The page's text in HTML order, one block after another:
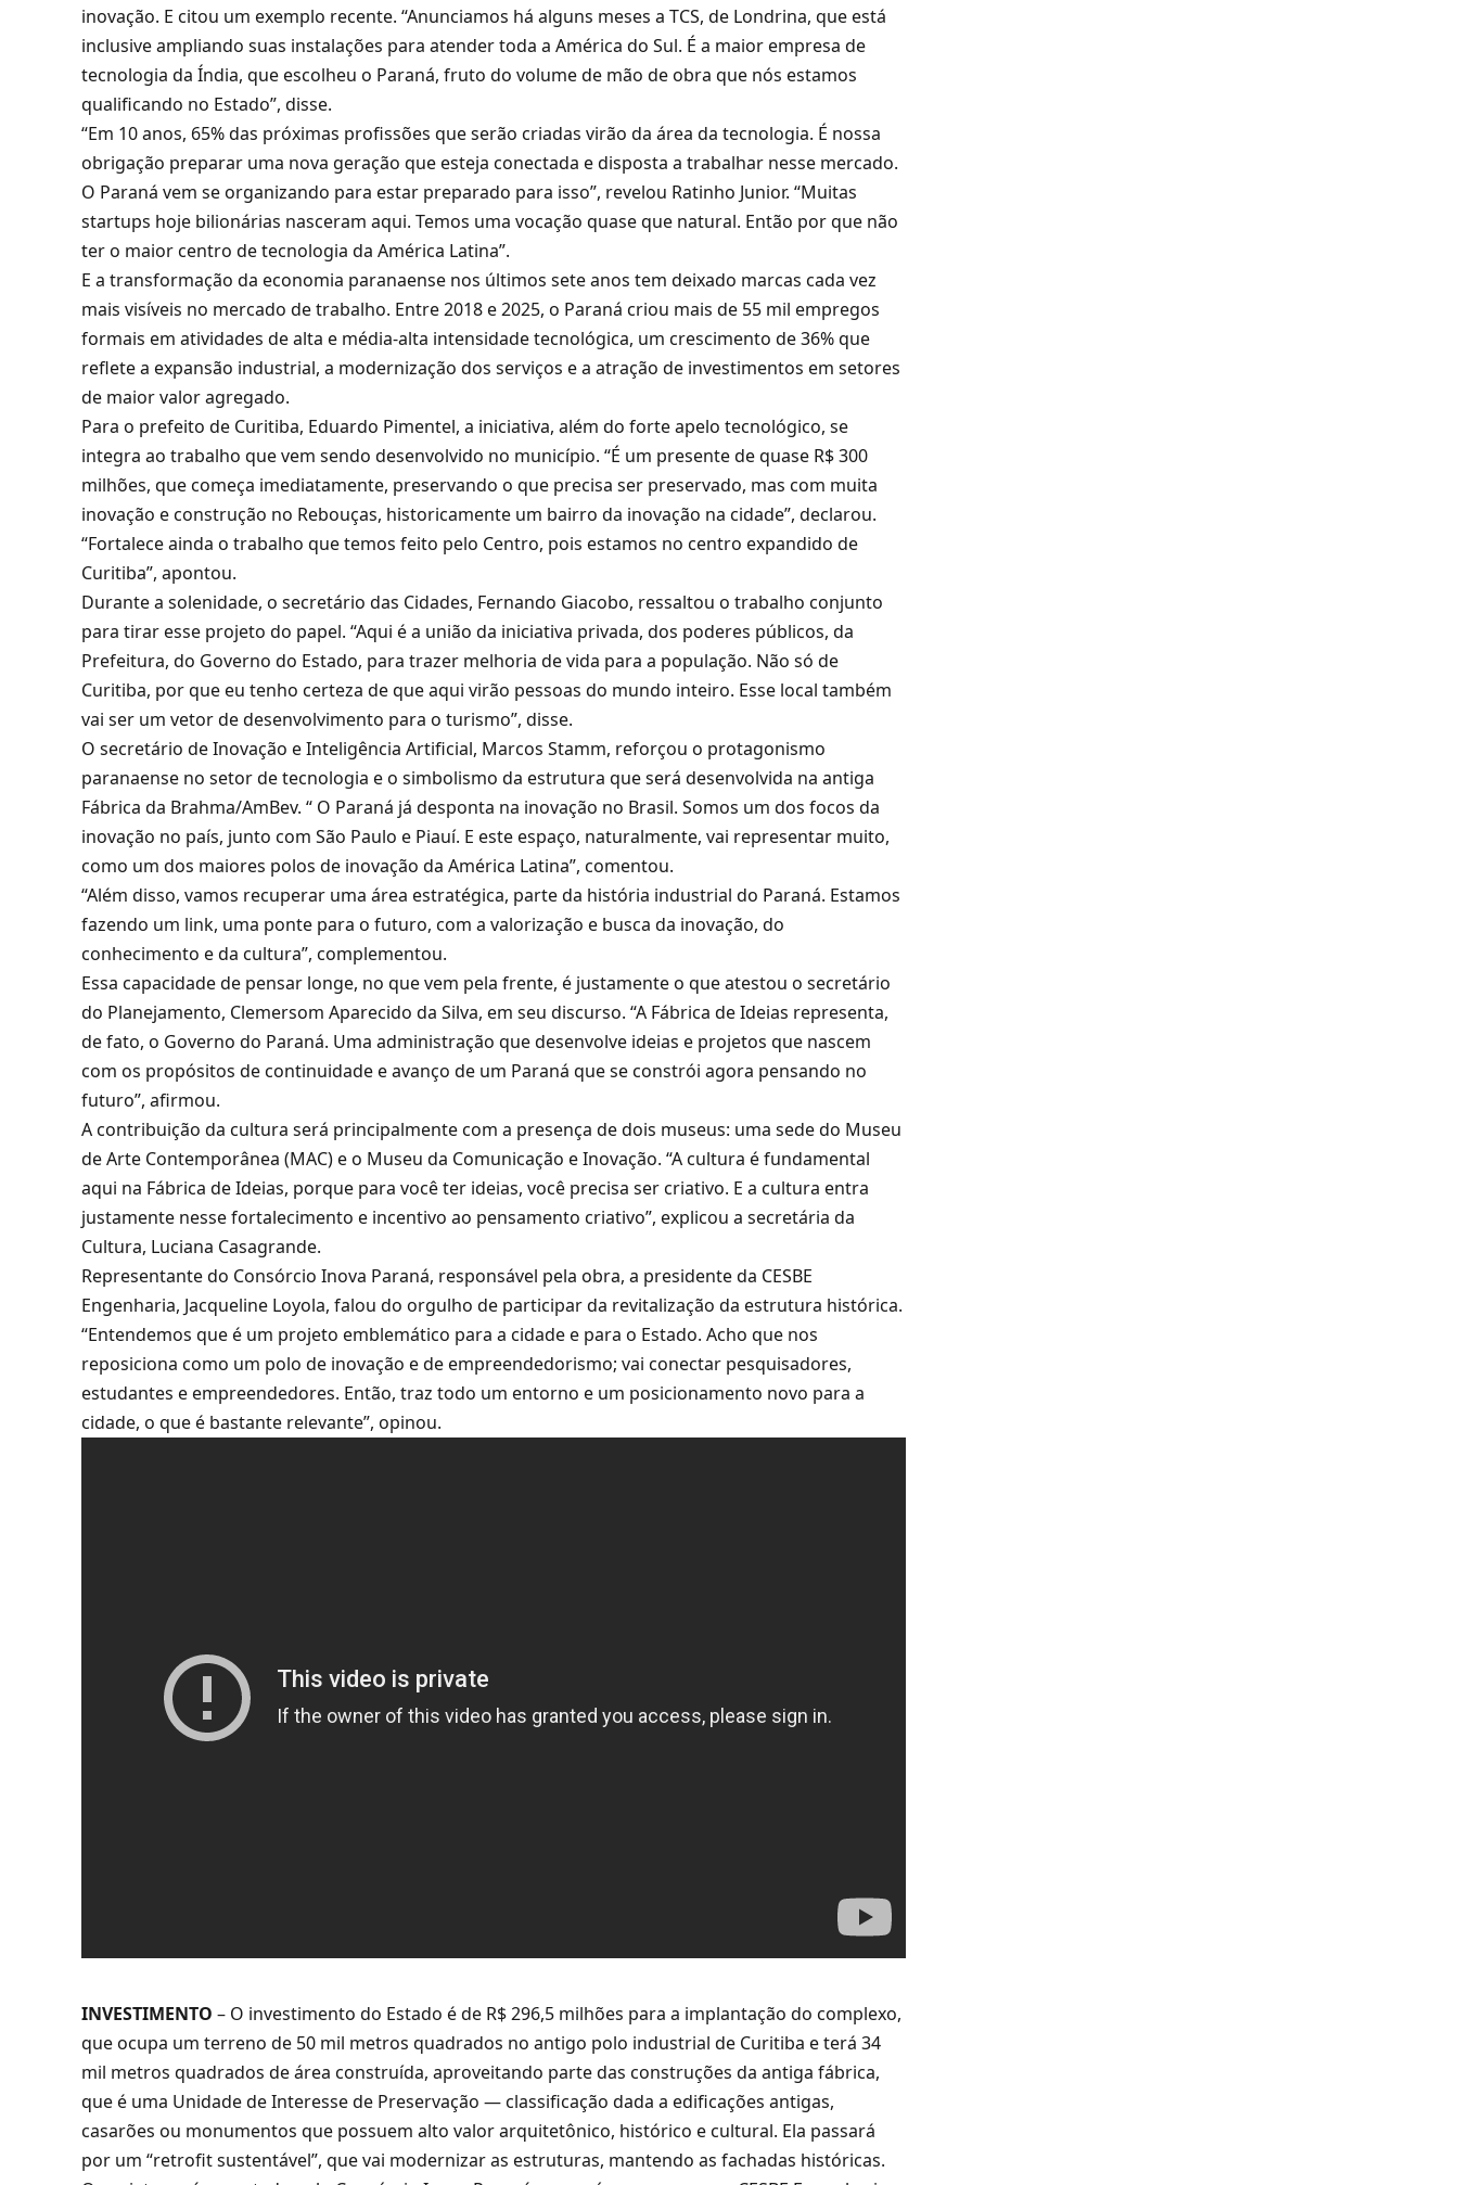
inovação. E citou um exemplo recente. “Anunciamos há alguns meses a TCS, de Londrina, que está
inclusive ampliando suas instalações para atender toda a América do Sul. É a maior empresa de
tecnologia da Índia, que escolheu o Paraná, fruto do volume de mão de obra que nós estamos
qualificando no Estado”, disse.
“Em 10 anos, 65% das próximas profissões que serão criadas virão da área da tecnologia. É nossa
obrigação preparar uma nova geração que esteja conectada e disposta a trabalhar nesse mercado.
O Paraná vem se organizando para estar preparado para isso”, revelou Ratinho Junior. “Muitas
startups hoje bilionárias nasceram aqui. Temos uma vocação quase que natural. Então por que não
ter o maior centro de tecnologia da América Latina”.
E a transformação da economia paranaense nos últimos sete anos tem deixado marcas cada vez
mais visíveis no mercado de trabalho. Entre 2018 e 2025, o Paraná criou mais de 55 mil empregos
formais em atividades de alta e média-alta intensidade tecnológica, um crescimento de 36% que
reflete a expansão industrial, a modernização dos serviços e a atração de investimentos em setores
de maior valor agregado.
Para o prefeito de Curitiba, Eduardo Pimentel, a iniciativa, além do forte apelo tecnológico, se
integra ao trabalho que vem sendo desenvolvido no município. “É um presente de quase R$ 300
milhões, que começa imediatamente, preservando o que precisa ser preservado, mas com muita
inovação e construção no Rebouças, historicamente um bairro da inovação na cidade”, declarou.
“Fortalece ainda o trabalho que temos feito pelo Centro, pois estamos no centro expandido de
Curitiba”, apontou.
Durante a solenidade, o secretário das Cidades, Fernando Giacobo, ressaltou o trabalho conjunto
para tirar esse projeto do papel. “Aqui é a união da iniciativa privada, dos poderes públicos, da
Prefeitura, do Governo do Estado, para trazer melhoria de vida para a população. Não só de
Curitiba, por que eu tenho certeza de que aqui virão pessoas do mundo inteiro. Esse local também
vai ser um vetor de desenvolvimento para o turismo”, disse.
O secretário de Inovação e Inteligência Artificial, Marcos Stamm, reforçou o protagonismo
paranaense no setor de tecnologia e o simbolismo da estrutura que será desenvolvida na antiga
Fábrica da Brahma/AmBev. “ O Paraná já desponta na inovação no Brasil. Somos um dos focos da
inovação no país, junto com São Paulo e Piauí. E este espaço, naturalmente, vai representar muito,
como um dos maiores polos de inovação da América Latina”, comentou.
“Além disso, vamos recuperar uma área estratégica, parte da história industrial do Paraná. Estamos
fazendo um link, uma ponte para o futuro, com a valorização e busca da inovação, do
conhecimento e da cultura”, complementou.
Essa capacidade de pensar longe, no que vem pela frente, é justamente o que atestou o secretário
do Planejamento, Clemersom Aparecido da Silva, em seu discurso. “A Fábrica de Ideias representa,
de fato, o Governo do Paraná. Uma administração que desenvolve ideias e projetos que nascem
com os propósitos de continuidade e avanço de um Paraná que se constrói agora pensando no
futuro”, afirmou.
A contribuição da cultura será principalmente com a presença de dois museus: uma sede do Museu
de Arte Contemporânea (MAC) e o Museu da Comunicação e Inovação. “A cultura é fundamental
aqui na Fábrica de Ideias, porque para você ter ideias, você precisa ser criativo. E a cultura entra
justamente nesse fortalecimento e incentivo ao pensamento criativo”, explicou a secretária da
Cultura, Luciana Casagrande.
Representante do Consórcio Inova Paraná, responsável pela obra, a presidente da CESBE
Engenharia, Jacqueline Loyola, falou do orgulho de participar da revitalização da estrutura histórica.
“Entendemos que é um projeto emblemático para a cidade e para o Estado. Acho que nos
reposiciona como um polo de inovação e de empreendedorismo; vai conectar pesquisadores,
estudantes e empreendedores. Então, traz todo um entorno e um posicionamento novo para a
cidade, o que é bastante relevante”, opinou.
INVESTIMENTO– O investimento do Estado é de R$ 296,5 milhões para a implantação do complexo,
que ocupa um terreno de 50 mil metros quadrados no antigo polo industrial de Curitiba e terá 34
mil metros quadrados de área construída, aproveitando parte das construções da antiga fábrica,
que é uma Unidade de Interesse de Preservação — classificação dada a edificações antigas,
casarões ou monumentos que possuem alto valor arquitetônico, histórico e cultural. Ela passará
por um “retrofit sustentável”, que vai modernizar as estruturas, mantendo as fachadas históricas.